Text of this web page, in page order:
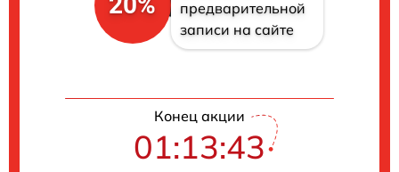
предварительной
записи на сайте
Конец акции
01:13:43